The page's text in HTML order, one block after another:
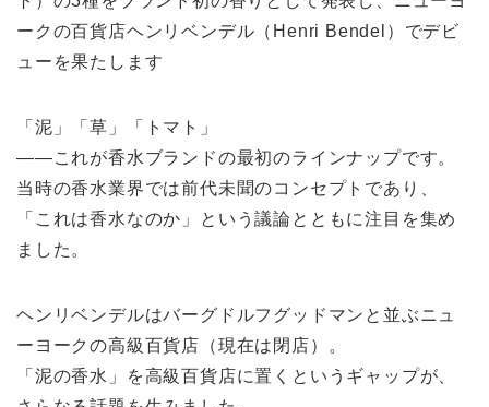
ークの百貨店ヘンリベンデル（Henri Bendel）でデビ
ューを果たします
「泥」「草」「トマト」
——これが香水ブランドの最初のラインナップです。
当時の香水業界では前代未聞のコンセプトであり、
「これは香水なのか」という議論とともに注目を集め
ました。
ヘンリベンデルはバーグドルフグッドマンと並ぶニュ
ーヨークの高級百貨店（現在は閉店）。
「泥の香水」を高級百貨店に置くというギャップが、